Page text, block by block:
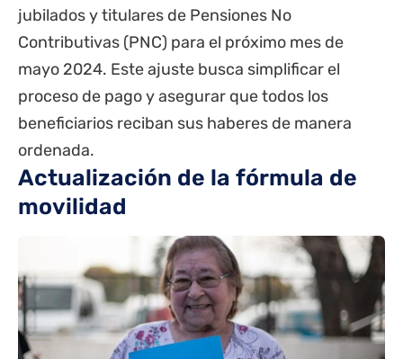
jubiladosy titulares de Pensiones No
Contributivas (PNC) para el próximo mes de
mayo 2024. Este ajuste busca simplificar el
proceso de pago y asegurar que todos los
beneficiarios reciban sus haberes de manera
ordenada.
Actualización de la fórmula de
movilidad